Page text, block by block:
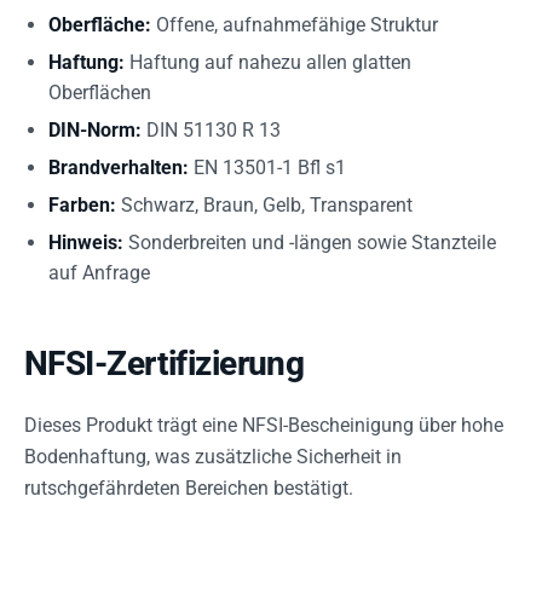
Oberfläche: Offene, aufnahmefähige Struktur
Haftung: Haftung auf nahezu allen glatten
Oberflächen
DIN-Norm: DIN 51130 R 13
Brandverhalten: EN 13501-1 Bfl s1
Farben: Schwarz, Braun, Gelb, Transparent
Hinweis: Sonderbreiten und -längen sowie Stanzteile
auf Anfrage
NFSI-Zertifizierung
Dieses Produkt trägt eine NFSI-Bescheinigung über hohe
Bodenhaftung, was zusätzliche Sicherheit in
rutschgefährdeten Bereichen bestätigt.